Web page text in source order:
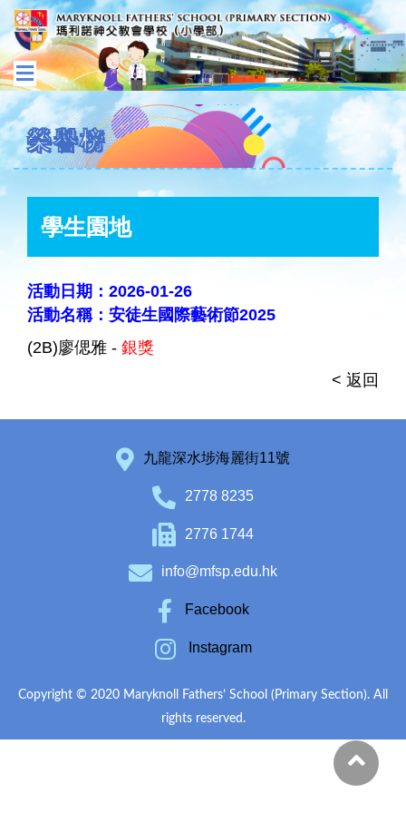
榮譽榜
學生園地
活動日期：2026-01-26
活動名稱：安徒生國際藝術節2025
(2B)廖偲雅 - 銀獎
< 返回
九龍深水埗海麗街11號
2778 8235
2776 1744
info@mfsp.edu.hk
Facebook
Instagram
Copyright © 2020 Maryknoll Fathers’ School (Primary Section). All
rights reserved.